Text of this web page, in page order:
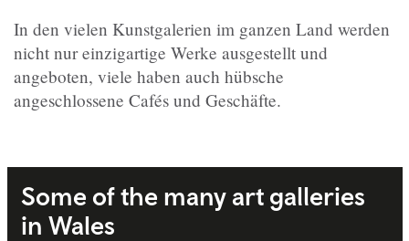
In den vielen Kunstgalerien im ganzen Land werden
nicht nur einzigartige Werke ausgestellt und
angeboten, viele haben auch hübsche
angeschlossene Cafés und Geschäfte.
Some of the many art galleries
in Wales